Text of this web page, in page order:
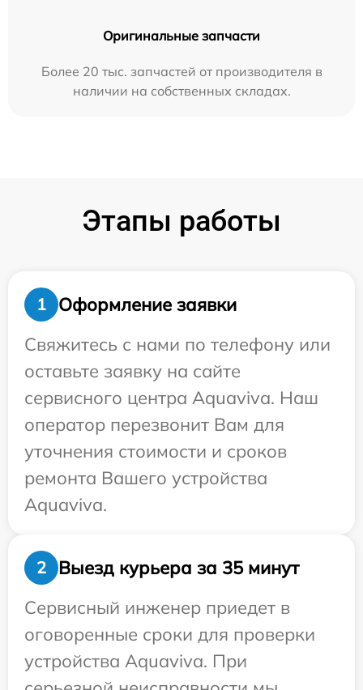
Оригинальные запчасти
Более 20 тыс. запчастей от производителя в
наличии на собственных складах.
Этапы работы
1
Оформление заявки
Свяжитесь с нами по телефону или
оставьте заявку на сайте
сервисного центра Aquaviva. Наш
оператор перезвонит Вам для
уточнения стоимости и сроков
ремонта Вашего устройства
Aquaviva.
2
Выезд курьера за 35 минут
Сервисный инженер приедет в
оговоренные сроки для проверки
устройства Aquaviva. При